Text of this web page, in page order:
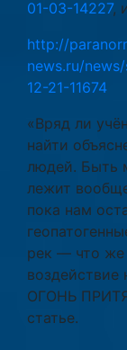
01-03-14227,
http://
news.ru/
12-21-11674
«Вряд ли
найти
людей. Быть
лежит
пока нам
рек — что
воздействие
ОГОНЬ
статье.